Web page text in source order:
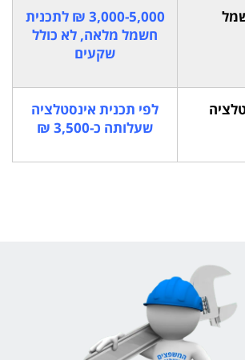
3,000-5,000 ₪ לתכנית
חשמל מלאה, לא כולל
שקעים
לפי תכנית אינסטלציה
שעלותה כ-3,500 ₪